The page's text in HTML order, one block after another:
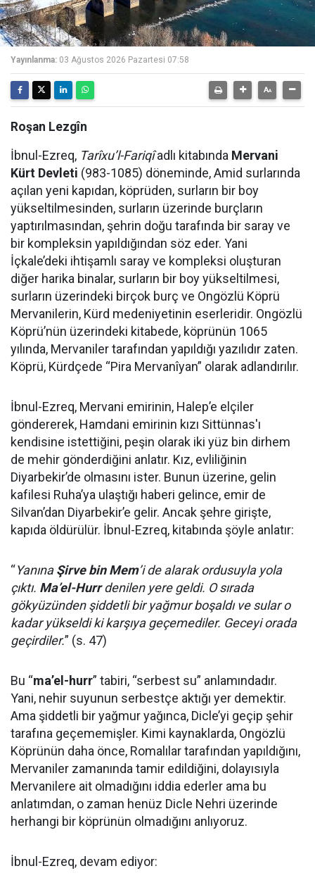
Yayınlanma: 03 Ağustos 2026 Pazartesi 07:58
Roşan Lezgîn
İbnul-Ezreq, Tarîxu’l-Fariqîadlı kitabında Mervani
Kürt Devleti (983-1085) döneminde, Amid surlarında
açılan yeni kapıdan, köprüden, surların bir boy
yükseltilmesinden, surların üzerinde burçların
yaptırılmasından, şehrin doğu tarafında bir saray ve
bir kompleksin yapıldığından söz eder. Yani
İçkale’deki ihtişamlı saray ve kompleksi oluşturan
diğer harika binalar, surların bir boy yükseltilmesi,
surların üzerindeki birçok burç ve Ongözlü Köprü
Mervanilerin, Kürd medeniyetinin eserleridir. Ongözlü
Köprü’nün üzerindeki kitabede, köprünün 1065
yılında, Mervaniler tarafından yapıldığı yazılıdır zaten.
Köprü, Kürdçede “Pira Mervanîyan” olarak adlandırılır.
İbnul-Ezreq, Mervani emirinin, Halep’e elçiler
göndererek, Hamdani emirinin kızı Sittünnas'ı
kendisine istettiğini, peşin olarak iki yüz bin dirhem
de mehir gönderdiğini anlatır. Kız, evliliğinin
Diyarbekir’de olmasını ister. Bunun üzerine, gelin
kafilesi Ruha’ya ulaştığı haberi gelince, emir de
Silvan’dan Diyarbekir’e gelir. Ancak şehre girişte,
kapıda öldürülür. İbnul-Ezreq, kitabında şöyle anlatır:
“YanınaŞirve bin Mem’i de alarak ordusuyla yola
çıktı. Ma’el-Hurrdenilen yere geldi. O sırada
gökyüzünden şiddetli bir yağmur boşaldı ve sular o
kadar yükseldi ki karşıya geçemediler. Geceyi orada
geçirdiler.” (s. 47)
Bu “ma’el-hurr” tabiri, “serbest su” anlamındadır.
Yani, nehir suyunun serbestçe aktığı yer demektir.
Ama şiddetli bir yağmur yağınca, Dicle’yi geçip şehir
tarafına geçememişler. Kimi kaynaklarda, Ongözlü
Köprünün daha önce, Romalılar tarafından yapıldığını,
Mervaniler zamanında tamir edildiğini, dolayısıyla
Mervanilere ait olmadığını iddia ederler ama bu
anlatımdan, o zaman henüz Dicle Nehri üzerinde
herhangi bir köprünün olmadığını anlıyoruz.
İbnul-Ezreq, devam ediyor: